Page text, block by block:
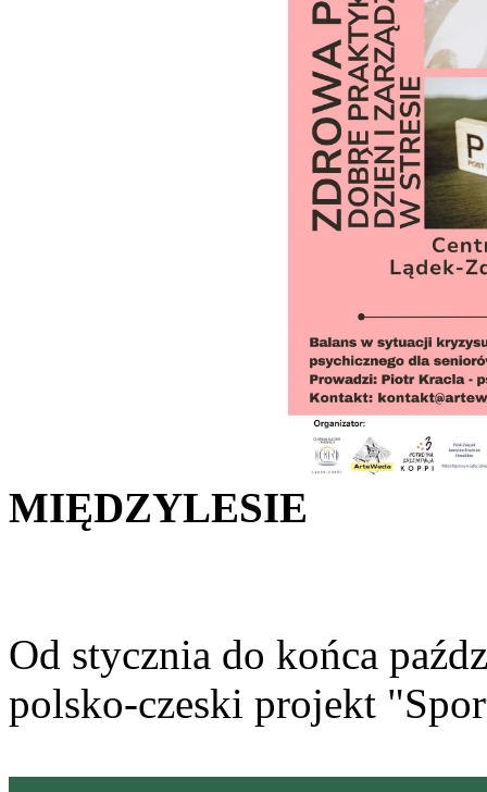
MIĘDZYLESIE
Od stycznia do końca
polsko-czeski projekt